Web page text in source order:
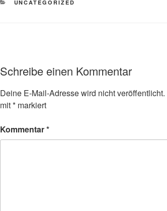
KATEGORIEN
UNCATEGORIZED
Schreibe einen Kommentar
Deine E-Mail-Adresse wird nicht veröffentlicht.
mit* markiert
Kommentar*